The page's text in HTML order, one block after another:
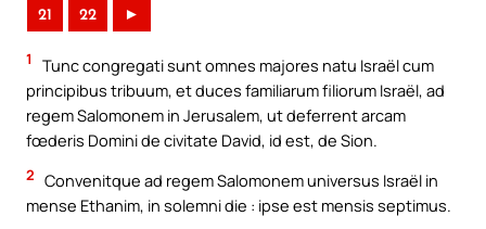
21 22 ►
1
Tunc congregati sunt omnes majores natu Israël cum
principibus tribuum, et duces familiarum filiorum Israël, ad
regem Salomonem in Jerusalem, ut deferrent arcam
fœderis Domini de civitate David, id est, de Sion.
2 Convenitque ad regem Salomonem universus Israël in
mense Ethanim, in solemni die : ipse est mensis septimus.